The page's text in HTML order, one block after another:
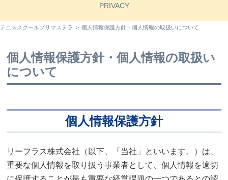
PRIVACY
テニススクールプリマステラ 個人情報保護方針・個人情報の取扱いについて
個人情報保護方針・個人情報の取扱い
について
個人情報保護方針
リーフラス株式会社（以下、「当社」といいます。）は、
重要な個人情報を取り扱う事業者として、個人情報を適切